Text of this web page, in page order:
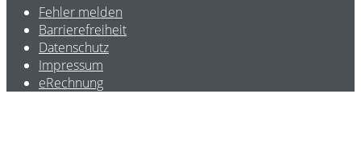
Fehler melden
Barrierefreiheit
Datenschutz
Impressum
eRechnung